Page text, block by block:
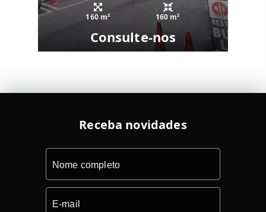
160 m² 160 m²
Consulte-nos
Receba novidades